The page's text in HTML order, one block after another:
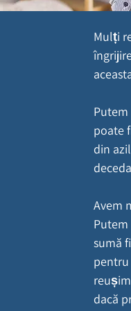
Mulți
Putem
poate
din
Avem
sumă
pentru
dacă